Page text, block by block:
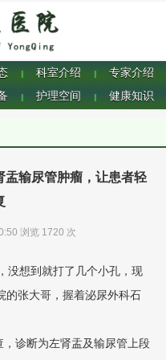
| 科室介绍 |
专家介绍
| 护理空间 | 健康知识
输尿管肿瘤，让患者轻
浏览 1720 次
没想到就打了几个小孔，现
的张大哥，握着泌尿外科石
诊断为左肾盂及输尿管上段